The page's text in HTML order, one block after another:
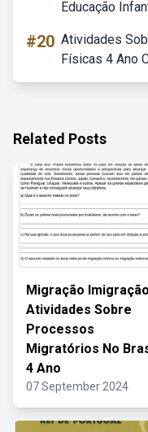
Educação
#20 Atividades
Físicas 4 Ano
Related Posts
Migração Imigração
Atividades Sobre
Processos
Migratórios No
4 Ano
07 September 2024